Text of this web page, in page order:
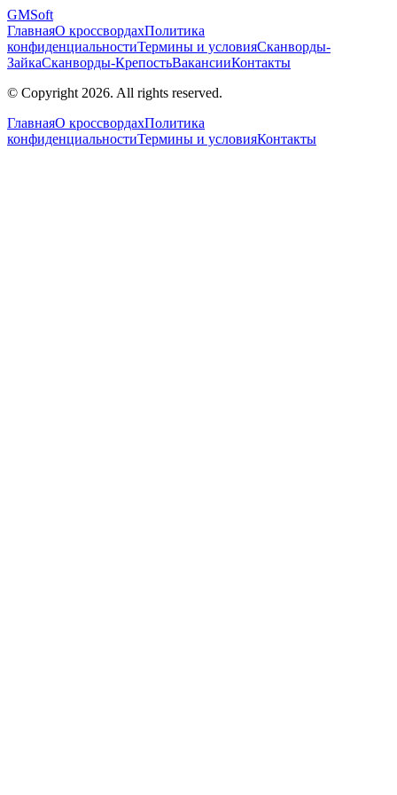
GMSoft
ГлавнаяО кроссвордахПолитика
конфиденциальностиТермины и условияСканворды-
ЗайкаСканворды-КрепостьВакансииКонтакты
© Copyright 2026. All rights reserved.
ГлавнаяО кроссвордахПолитика
конфиденциальностиТермины и условияКонтакты